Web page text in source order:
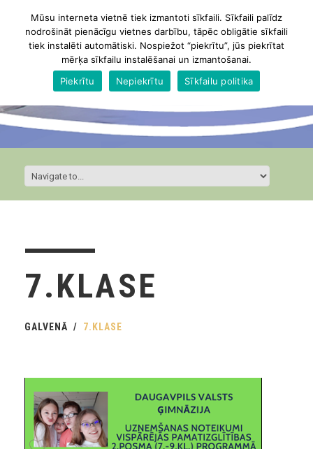
7.KLASE
GALVENĀ 7.KLASE
Mūsu interneta vietnē tiek izmantoti sīkfaili. Sīkfaili palīdz
nodrošināt pienācīgu vietnes darbību, tāpēc obligātie sīkfaili
tiek instalēti automātiski. Nospiežot “piekrītu”, jūs piekrītat
mērķa sīkfailu instalēšanai un izmantošanai.
Piekrītu
Nepiekrītu Sīkfailu politika